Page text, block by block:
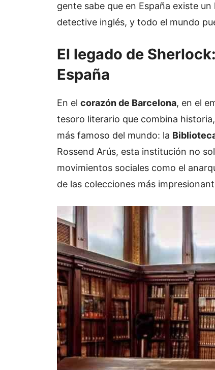
gente sabe que en España existe
detective inglés, y todo el mundo
El legado de
España
En el corazón de Barcelona, en el
tesoro literario que combina
más famoso del mundo: la
Rossend Arús, esta institución no
movimientos sociales como el
de las colecciones más